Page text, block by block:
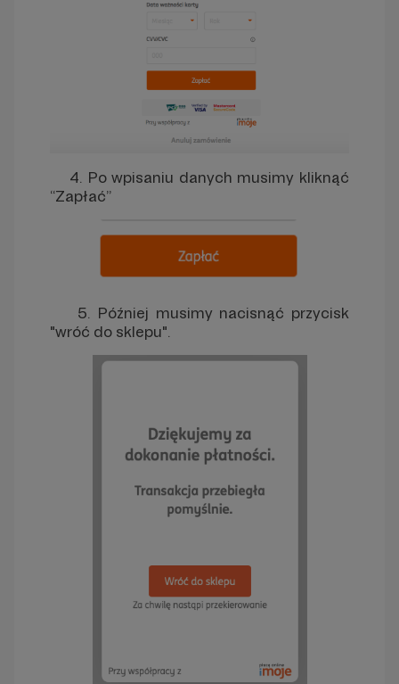
4. Po wpisaniu danych musimy kliknąć
“Zapłać”
5. Później musimy nacisnąć przycisk
"wróć do sklepu".